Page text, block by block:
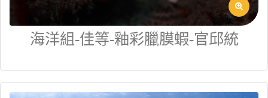
海洋組-佳等-釉彩臘膜蝦-官邱統